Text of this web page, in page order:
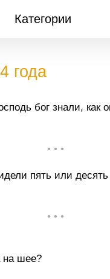
Категории
года
бог знали, как
• • •
пять или
• • •
на шее?